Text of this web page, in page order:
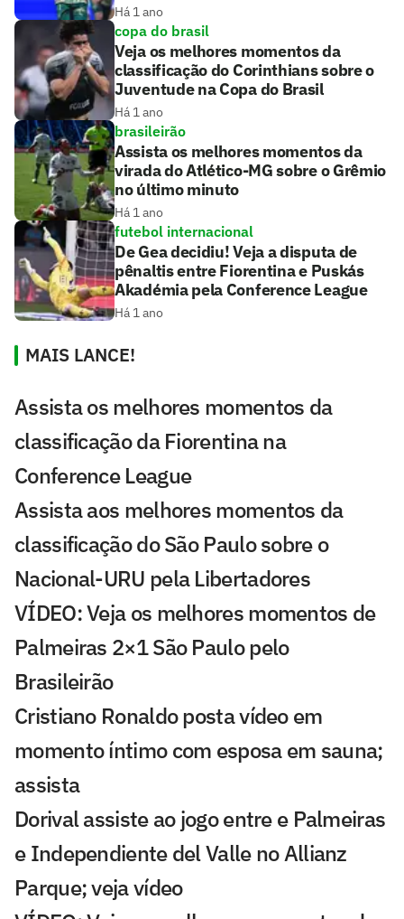
Há 1 ano
copa do brasil
Veja os melhores momentos da
classificação do Corinthians sobre o
Juventude na Copa do Brasil
Há 1 ano
brasileirão
Assista os melhores momentos da
virada do Atlético-MG sobre o Grêmio
no último minuto
Há 1 ano
futebol internacional
De Gea decidiu! Veja a disputa de
pênaltis entre Fiorentina e Puskás
Akadémia pela Conference League
Há 1 ano
MAIS LANCE!
Assista os melhores momentos da
classificação da Fiorentina na
Conference League
Assista aos melhores momentos da
classificação do São Paulo sobre o
Nacional-URU pela Libertadores
VÍDEO: Veja os melhores momentos de
Palmeiras 2×1 São Paulo pelo
Brasileirão
Cristiano Ronaldo posta vídeo em
momento íntimo com esposa em sauna;
assista
Dorival assiste ao jogo entre e Palmeiras
e Independiente del Valle no Allianz
Parque; veja vídeo